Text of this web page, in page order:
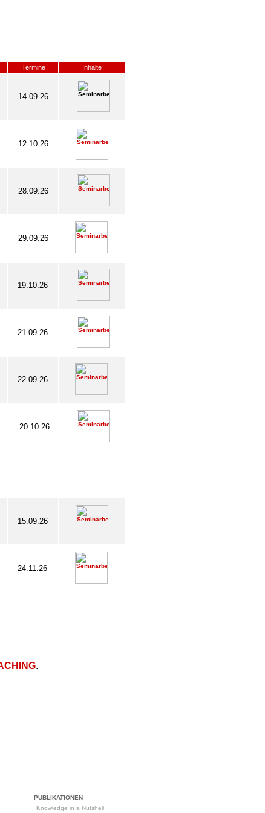
Termine Inhalte
14.09.26
12.10.26
28.09.26
29.09.26
19.10.26
21.09.26
22.09.26
20.10.26
15.09.26
24.11.26
.
PUBLIKATIONEN
Knowledge in a Nutshell